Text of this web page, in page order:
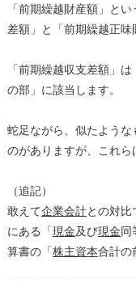
「前期繰越財産額」と
差額」と「前期繰越正味
「前期繰越収支差額」
の部」に該当します。
蛇足ながら、似たよう
のがありますが、これら
（追記）
敢えて企業会計との対
にある「現金及び現金同
算書の「株主資本合計の